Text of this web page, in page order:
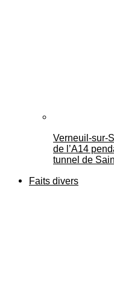
Verneuil-sur-
de l’A14
tunnel de
Faits divers